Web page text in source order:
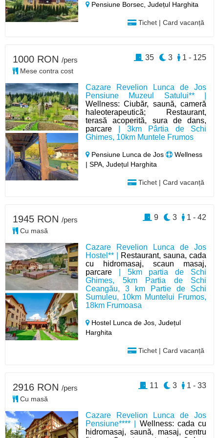
Pensiune Borsec,Județul Harghita
Tichet | Card vacanță
Cazare Revelion Lunca de Jos
Pensiune Muzeul Satului** |
Wellness: Ciubăr, saună, cameră
haleoterapeutică; Restaurant,
terasă acoperită, sura de dans,
parcare | 3km Pârtia de Schi
Ghimes, 10km Muntele Frumos
Pensiune Lunca de Jos
Wellness
| SPA, Județul Harghita
Tichet | Card vacanță
1000 RON /pers
Mese contra cost
1 - 125
3
35
Cazare Revelion Lunca de Jos
Hostel** |
Restaurant, sauna, cada
cu hidromasaj, scaun masaj,
parcare | 5km partia de Schi
Ghimes, 5km Partia de Schi
Ceangău, 3 km Partie de Schi
Sumuleu, 10km Muntelui Frumos,
18km Frumoasa
Hostel Lunca de Jos,Județul
Harghita
Tichet | Card vacanță
1945 RON /pers
Cu masă
1 - 42
3
9
Cazare Revelion Lunca de Jos
Pensiune**** | Wellness: cada cu
hidromasaj, saună, masaj, centru
2916 RON /pers
Cu masă
1 - 33
3
11